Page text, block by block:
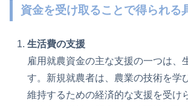
資金を受け取ることで得られる
生活費の支援
雇用就農資金の主な支援の一つは、
す。新規就農者は、農業の技術を学
維持するための経済的な支援を受け